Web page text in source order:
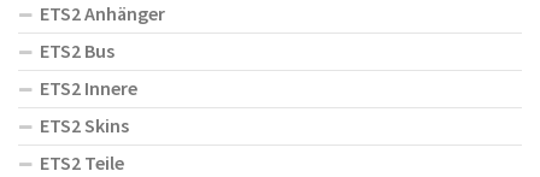
ETS2 Anhänger
ETS2 Bus
ETS2 Innere
ETS2 Skins
ETS2 Teile